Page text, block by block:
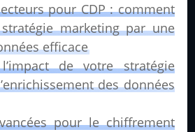
pour CDP : comment
marketing par une
efficace
de votre stratégie
des données
pour le chiffrement